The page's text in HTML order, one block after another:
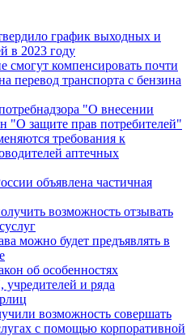
график выходных и
в 2023 году
смогут компенсировать почти
перевод транспорта с бензина
"О внесении
"О защите прав потребителей"
требования к
аптечных
объявлена частичная
возможность отзывать
можно будет предъявлять в
об особенностях
и ряда
возможность совершать
с помощью корпоративной